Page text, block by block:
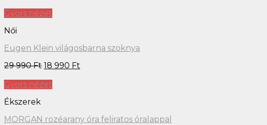
Gyors nézet
Női
Eugen Klein világosbarna szoknya
29 990Ft 18 990 Ft
Gyors nézet
Ékszerek
MORGAN rozéarany óra feliratos óralappal